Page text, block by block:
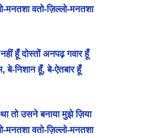
मनतशा वतो-ज़िल्लो-मनतशा
हूँ दोस्तों अनपढ़ गवार हूँ
बे-निशान हूँ, बे-ऐतबार हूँ
तो उसने बनाया मुझे ज़िया
मनतशा वतो-ज़िल्लो-मनतशा